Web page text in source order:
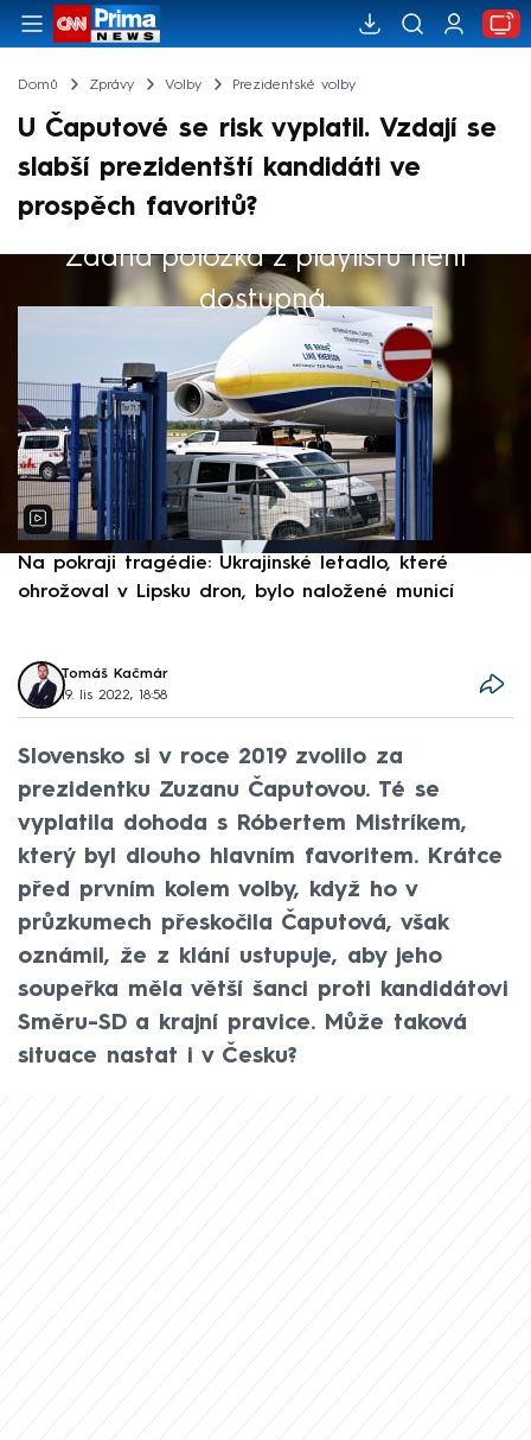
Domů Zprávy Volby Prezidentské volby
U Čaputové se risk vyplatil. Vzdají se
slabší prezidentští kandidáti ve
prospěch favoritů?
Žádná položka z playlistu není
dostupná.
Výběr redakce
Na pokraji tragédie: Ukrajinské letadlo, které
ohrožoval v Lipsku dron, bylo naložené municí
Tomáš Kačmár
19. lis 2022, 18:58
Slovensko si v roce 2019 zvolilo za
prezidentku Zuzanu Čaputovou. Té se
vyplatila dohoda s Róbertem Mistríkem,
který byl dlouho hlavním favoritem. Krátce
před prvním kolem volby, když ho v
průzkumech přeskočila Čaputová, však
oznámil, že z klání ustupuje, aby jeho
soupeřka měla větší šanci proti kandidátovi
Směru-SD a krajní pravice. Může taková
situace nastat i v Česku?